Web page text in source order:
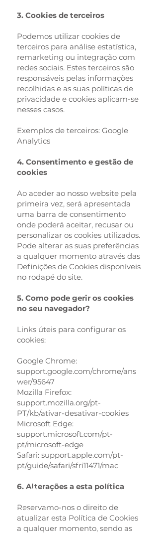
3. Cookies de terceiros
Podemos utilizar cookies de
terceiros para análise estatística,
remarketing ou integração com
redes sociais. Estes terceiros são
responsáveis pelas informações
recolhidas e as suas políticas de
privacidade e cookies aplicam-se
nesses casos.
Exemplos de terceiros: Google
Analytics
4. Consentimento e gestão de
cookies
Ao aceder ao nosso website pela
primeira vez, será apresentada
uma barra de consentimento
onde poderá aceitar, recusar ou
personalizar os cookies utilizados.
Pode alterar as suas preferências
a qualquer momento através das
Definições de Cookies disponíveis
no rodapé do site.
5. Como pode gerir os cookies
no seu navegador?
Links úteis para configurar os
cookies:
Google Chrome:
support.google.com/chrome/ans
wer/95647
Mozilla Firefox:
support.mozilla.org/pt-
PT/kb/ativar-desativar-cookies
Microsoft Edge:
support.microsoft.com/pt-
pt/microsoft-edge
Safari: support.apple.com/pt-
pt/guide/safari/sfri11471/mac
6. Alterações a esta política
Reservamo-nos o direito de
atualizar esta Política de Cookies
a qualquer momento, sendo as